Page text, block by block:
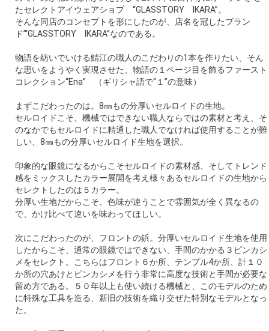
たセレクトアイウェアショプ “GLASSTORY IKARA”。
そんな同店のコンセプトを形にしたのが、店名を冠したブラン
ド’“GLASSTORY IKARA”なのである。
物語を紡いでいける鯖江の職人のこだわりの1本を作りたい、そん
な思いをようやく実現させた、物語の１ページ目を飾るファースト
コレクション“Ena” （ギリシャ語で“１”の意味）
まずこだわったのは。8㎜もの分厚いセルロイドの生地。
セルロイドこそ、機械ではできない職人ならではの素材と考え、そ
のなかでもセルロイドに精通した職人でなければ使用することが難
しい、8㎜もの分厚いセルロイド生地を選択。
印象的な眼鏡になるからこそセルロイドの素材感、そしてトレンド
感をミックスしたカラー展開を考え様々あるセルロイドの生地から
セレクトしたのは５カラー。
分厚い生地だからこそ、色味が違うことで雰囲気が全く異なるの
で、かけ比べて違いを味わってほしい。
次にこだわったのが、フロントの鋲。分厚いセルロイド生地を使用
したからこそ、通常の眼鏡ではできない、手間のかかる３ピンカシ
メをセレクト。こちらはフロント６か所、テンプル4か所、計１０
か所の穴あけとピンカシメを行う非常に高度な技術と手間が必要な
留め方である。５０年以上も使い続ける機械と、このモデルのため
に特殊な工具を造る、新旧の技術を織り交ぜた特別なモデルとなっ
た。